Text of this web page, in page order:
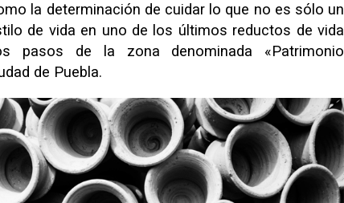
la determinación de cuidar lo que no es sólo un
de vida en uno de los últimos reductos de vida
pasos de la zona denominada «Patrimonio
de Puebla.